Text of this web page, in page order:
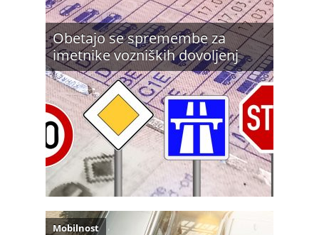
Obetajo se spremembe za
imetnike vozniških dovoljenj
Mobilnost